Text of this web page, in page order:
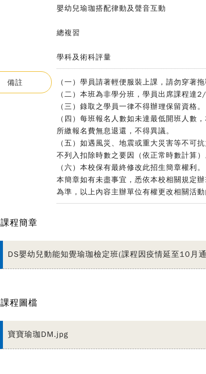
嬰幼兒瑜珈搭配律動及聲音互動
總複習
學科及術科評量
備註
（一）學員請著輕便服裝上課，請勿穿著
（二）本班為非學分班，學員出席課程達
（三）錄取之學員一律不得辦理保留資格。
（四）每班報名人數如未達最低開班人數
所繳報名費無息退還，不得異議。
（五）如遇風災、地震或重大災害等不可
不列入扣除時數之要因（依正常時數計算）
（六）本校保有最終修改此招生簡章權利。
本簡章如有未盡事宜，悉依本校相關規定
為準，以上內容主辦單位有權更改相關活動
課程簡章
DS嬰幼兒動能知覺瑜珈檢定班(課程因疫情延至10月
課程圖檔
寶寶瑜珈DM.jpg